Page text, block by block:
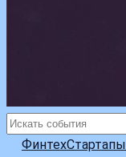
Поиск
ФинтехСтартапы